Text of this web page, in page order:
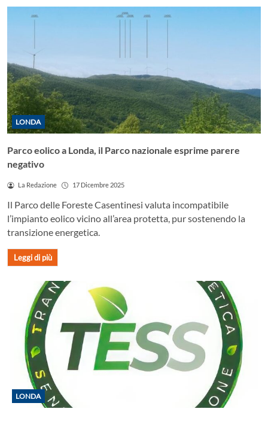
LONDA
Parco eolico a Londa, il Parco nazionale esprime parere
negativo
La Redazione 17 Dicembre 2025
Il Parco delle Foreste Casentinesi valuta incompatibile
l’impianto eolico vicino all’area protetta, pur sostenendo la
transizione energetica.
Leggi di più
LONDA